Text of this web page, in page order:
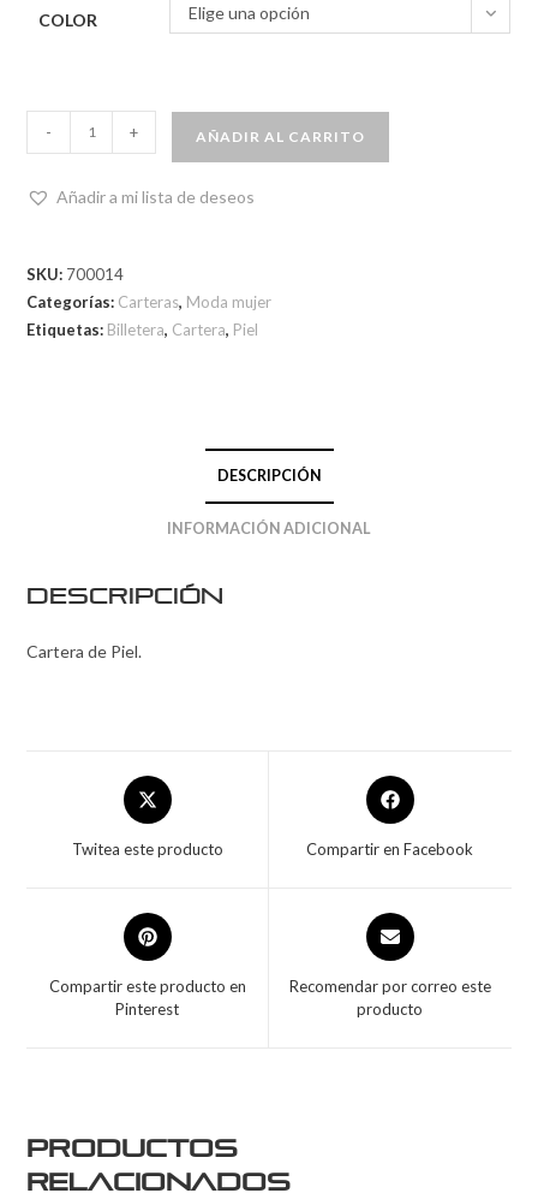
COLOR Elige una opción
- + AÑADIR AL CARRITO
Añadir a mi lista de deseos
SKU: 700014
Categorías: Carteras, Moda mujer
Etiquetas: Billetera, Cartera, Piel
DESCRIPCIÓN
INFORMACIÓN ADICIONAL
Descripción
Cartera de Piel.
Twitea este producto Compartir en Facebook
Compartir este producto en
Pinterest
Recomendar por correo este
producto
Productos
relacionados